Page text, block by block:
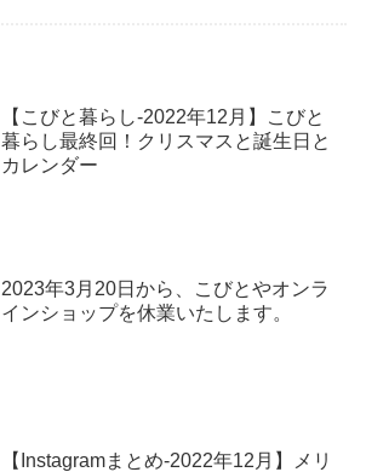
【こびと暮らし-2022年12月】こびと
暮らし最終回！クリスマスと誕生日と
カレンダー
2023年3月20日から、こびとやオンラ
インショップを休業いたします。
【Instagramまとめ-2022年12月】メリ